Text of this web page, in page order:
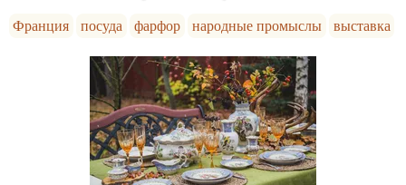
Франция посуда фарфор народные промыслы выставка